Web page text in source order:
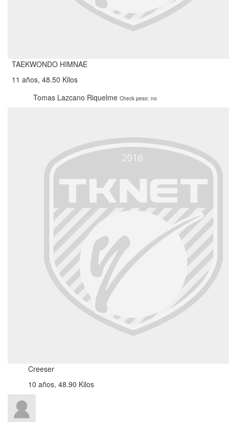
TAEKWONDO HIMNAE
11 años, 48.50 Kilos
Tomas Lazcano Riquelme Check peso: no
Creeser
10 años, 48.90 Kilos